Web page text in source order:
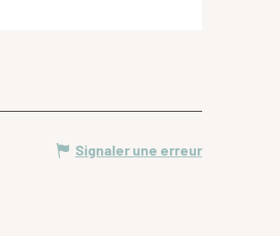
Signaler une erreur